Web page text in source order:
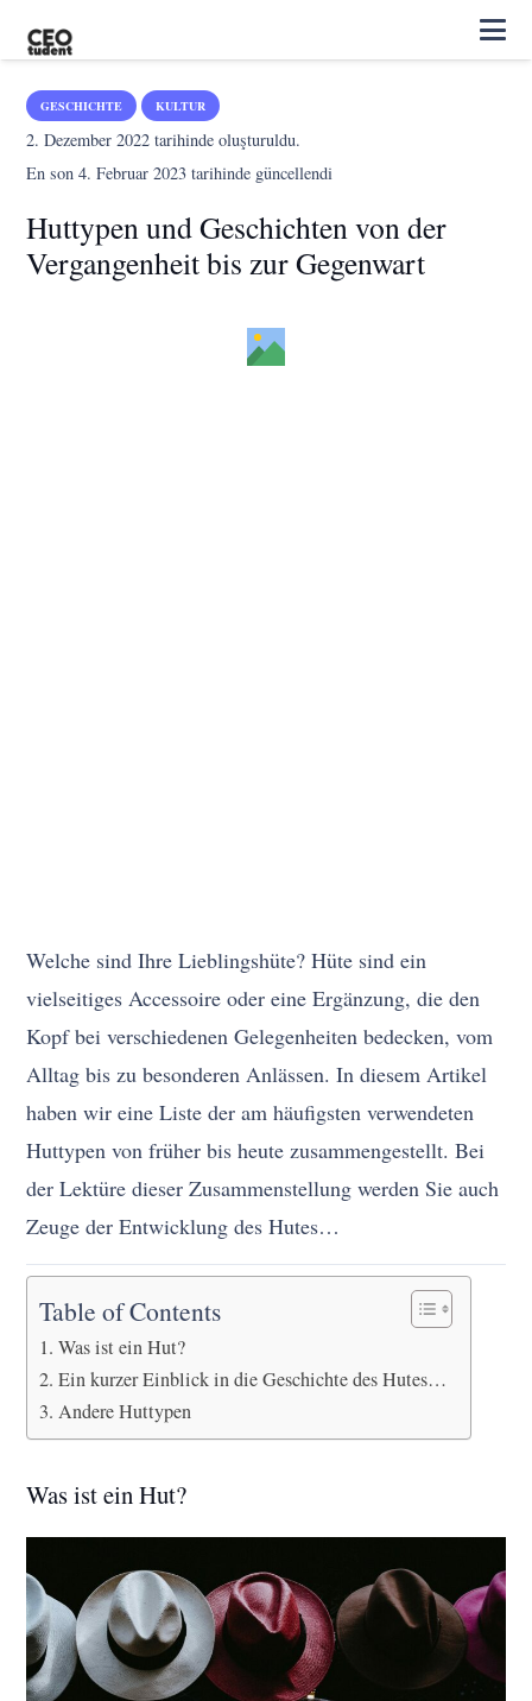
GESCHICHTE KULTUR
2. Dezember 2022 tarihinde oluşturuldu.
En son4. Februar 2023 tarihinde güncellendi
Huttypen und Geschichten von der
Vergangenheit bis zur Gegenwart
Welche sind Ihre Lieblingshüte? Hüte sind ein
vielseitiges Accessoire oder eine Ergänzung, die den
Kopf bei verschiedenen Gelegenheiten bedecken, vom
Alltag bis zu besonderen Anlässen. In diesem Artikel
haben wir eine Liste der am häufigsten verwendeten
Huttypen von früher bis heute zusammengestellt. Bei
der Lektüre dieser Zusammenstellung werden Sie auch
Zeuge der Entwicklung des Hutes…
Table of Contents
Was ist ein Hut?
Ein kurzer Einblick in die Geschichte des Hutes…
Andere Huttypen
Was ist ein Hut?